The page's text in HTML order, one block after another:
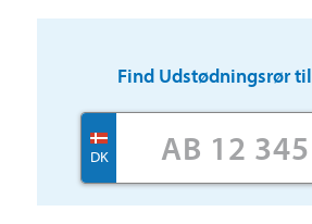
Find Udstødningsrørtil
DK